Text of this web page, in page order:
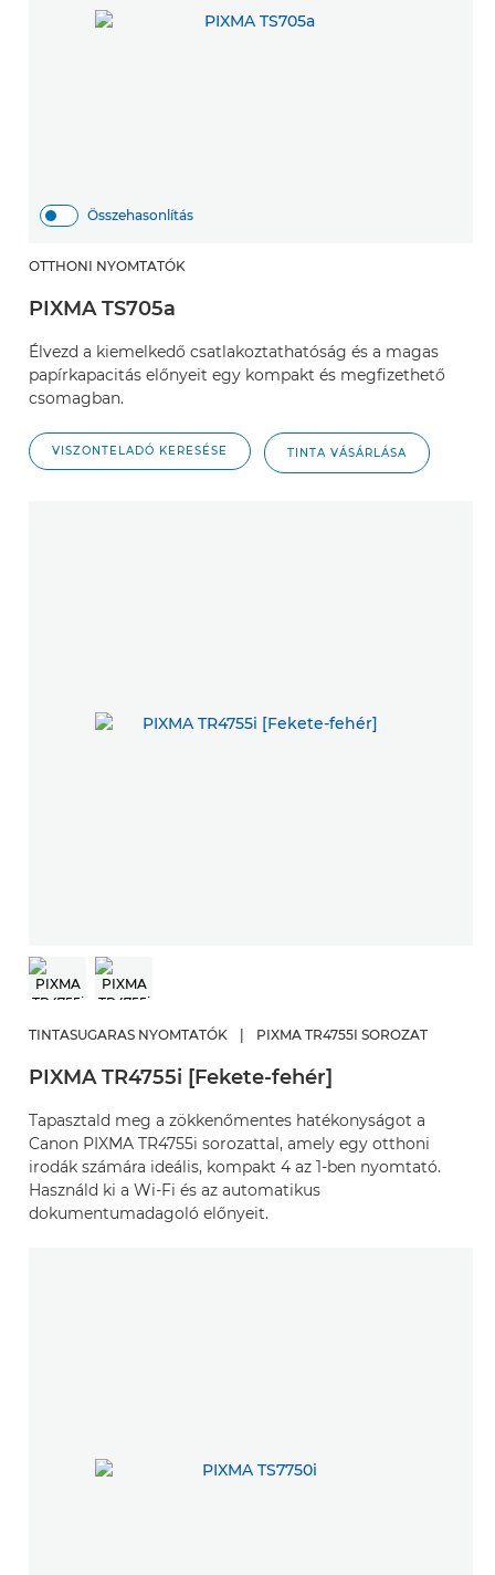
Összehasonlítás
OTTHONI NYOMTATÓK
PIXMA TS705a
Élvezd a kiemelkedő csatlakoztathatóság és a magas
papírkapacitás előnyeit egy kompakt és megfizethető
csomagban.
VISZONTELADÓ KERESÉSE TINTA VÁSÁRLÁSA
TINTASUGARAS NYOMTATÓK | PIXMA TR4755I SOROZAT
PIXMA TR4755i [Fekete-fehér]
Tapasztald meg a zökkenőmentes hatékonyságot a
Canon PIXMA TR4755i sorozattal, amely egy otthoni
irodák számára ideális, kompakt 4 az 1-ben nyomtató.
Használd ki a Wi-Fi és az automatikus
dokumentumadagoló előnyeit.